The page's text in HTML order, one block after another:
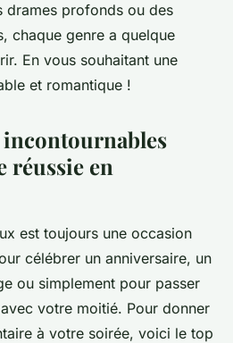
drames profonds ou des
chaque genre a quelque
En vous souhaitant une
et romantique !
incontournables
réussie en
est toujours une occasion
célébrer un anniversaire, un
ou simplement pour passer
votre moitié. Pour donner
à votre soirée, voici le top